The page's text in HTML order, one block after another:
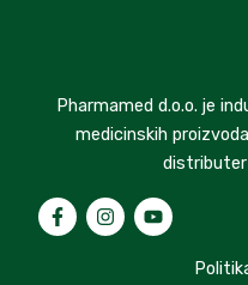
Pharmamed d.o.o. je
medicinskih
distributer